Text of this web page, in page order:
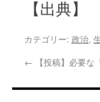
【出典
カテゴリー: 政治,
← 【投稿】必要な